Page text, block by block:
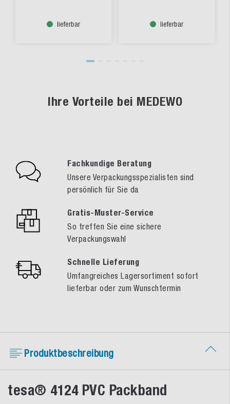
lieferbar lieferbar
Ihre Vorteile bei MEDEWO
Fachkundige Beratung
Unsere Verpackungsspezialisten sind
persönlich für Sie da
Gratis-Muster-Service
So treffen Sie eine sichere
Verpackungswahl
Schnelle Lieferung
Umfangreiches Lagersortiment sofort
lieferbar oder zum Wunschtermin
Produktbeschreibung
tesa® 4124 PVC Packband